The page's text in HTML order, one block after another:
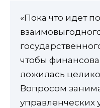
«Пока что идет
чтобы
ложилась
Вопросом
управленческих